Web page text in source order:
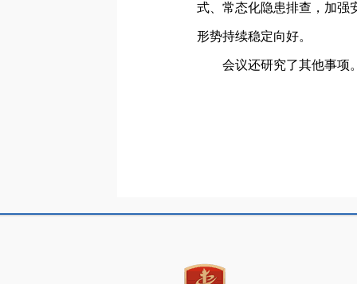
式、常态化隐患排查，加强
形势持续稳定向好。
会议还研究了其他事项